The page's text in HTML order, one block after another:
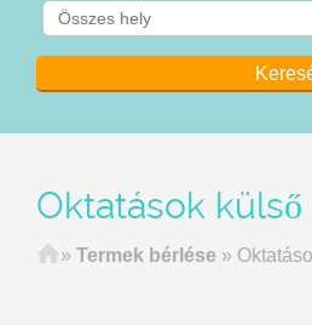
Oktatások
Címlap
» Termek bérlése »